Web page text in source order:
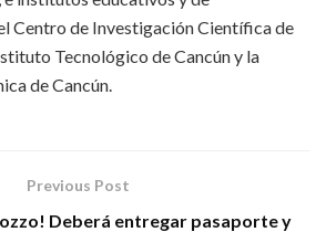
Centro de Investigación Científica de
Tecnológico de Cancún y la
de Cancún.
Previous Post
Deberá entregar pasaporte y